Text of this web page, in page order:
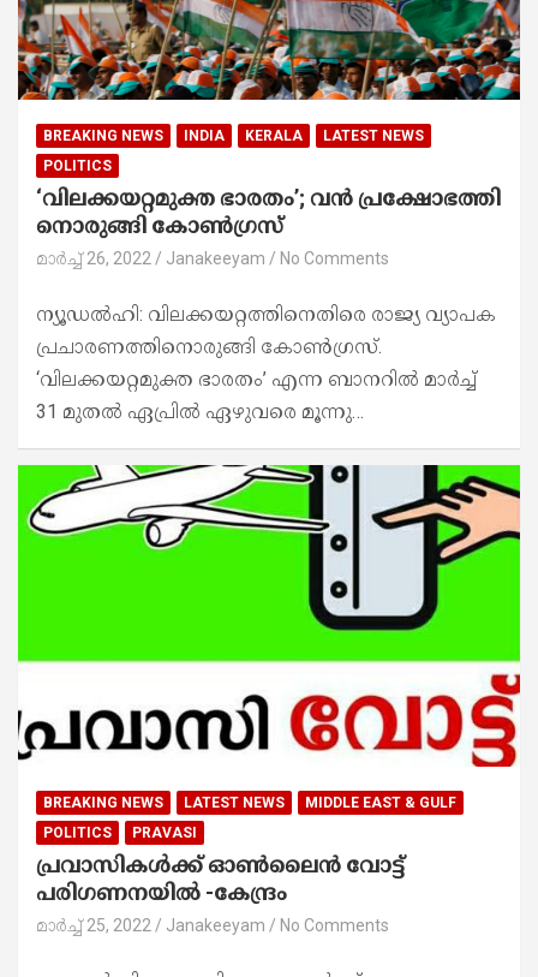
BREAKING NEWS INDIA KERALA
LATEST NEWS
POLITICS
‘വിലക്കയറ്റമുക്ത ഭാരതം’; വൻ പ്രക്ഷോഭത്തി​​
നൊരുങ്ങി കോൺഗ്രസ്
മാർച്ച്‌ 26, 2022 Janakeeyam No Comments
ന്യൂഡൽഹി: വിലക്കയറ്റത്തിനെതിരെ രാജ്യ വ്യാപക
പ്രചാരണത്തിനൊരുങ്ങി കോൺഗ്രസ്.
‘വിലക്കയറ്റമുക്ത ഭാരതം’ എന്ന ബാനറിൽ മാർച്ച്
31 മുതൽ ഏപ്രിൽ ഏഴുവരെ മൂന്നു…
BREAKING NEWS LATEST NEWS
MIDDLE EAST & GULF
POLITICS
PRAVASI
പ്രവാസികൾക്ക് ഓൺലൈൻ വോട്ട്
പരിഗണനയിൽ -കേന്ദ്രം
മാർച്ച്‌ 25, 2022 Janakeeyam No Comments